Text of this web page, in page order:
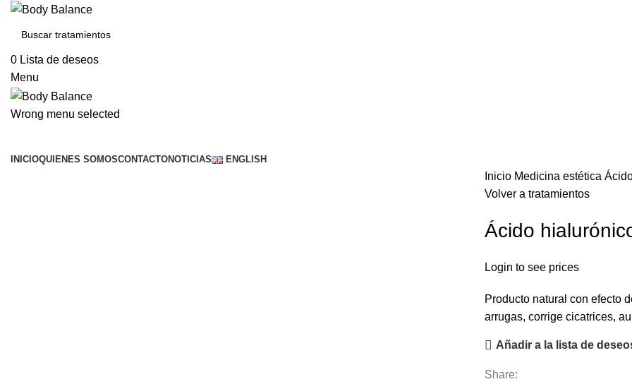
0 Lista de deseos
Menu
Wrong menu selected
INICIOQUIENES SOMOSCONTACTONOTICIAS ENGLISH
Inicio Medicina estética
Volver a tratamientos
Ácido
Login to see prices
Producto natural con efecto
arrugas, corrige cicatrices,
Añadir a la lista de
Share: